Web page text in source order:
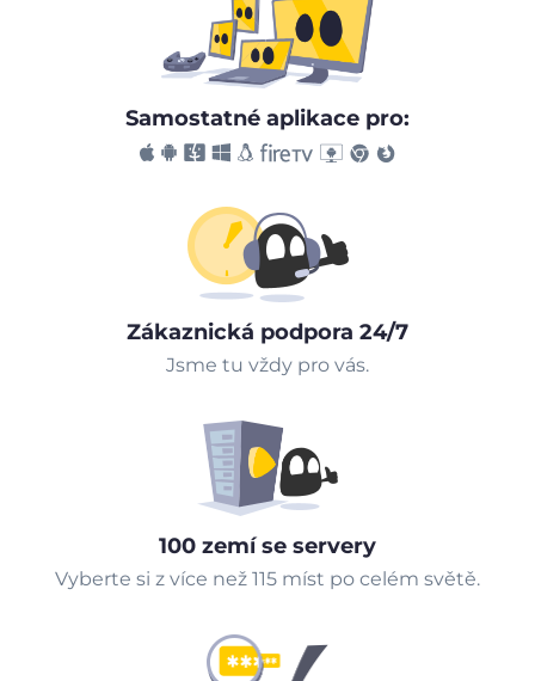
Samostatné aplikace pro:
Zákaznická podpora 24/7
Jsme tu vždy pro vás.
100 zemí se servery
Vyberte si z více než 115 míst po celém světě.